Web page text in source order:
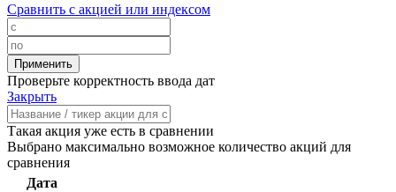
Сравнить с акцией или индексом
Проверьте корректность ввода дат
Закрыть
Такая акция уже есть в сравнении
Выбрано максимально возможное количество акций для
сравнения
Дата